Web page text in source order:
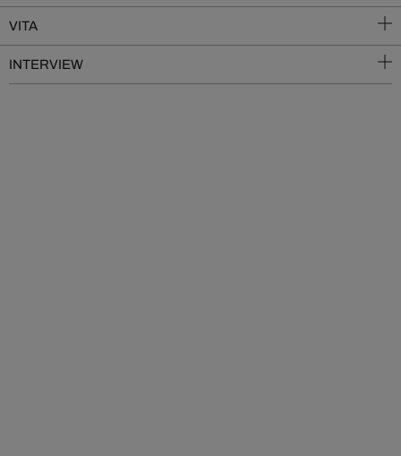
VITA
INTERVIEW